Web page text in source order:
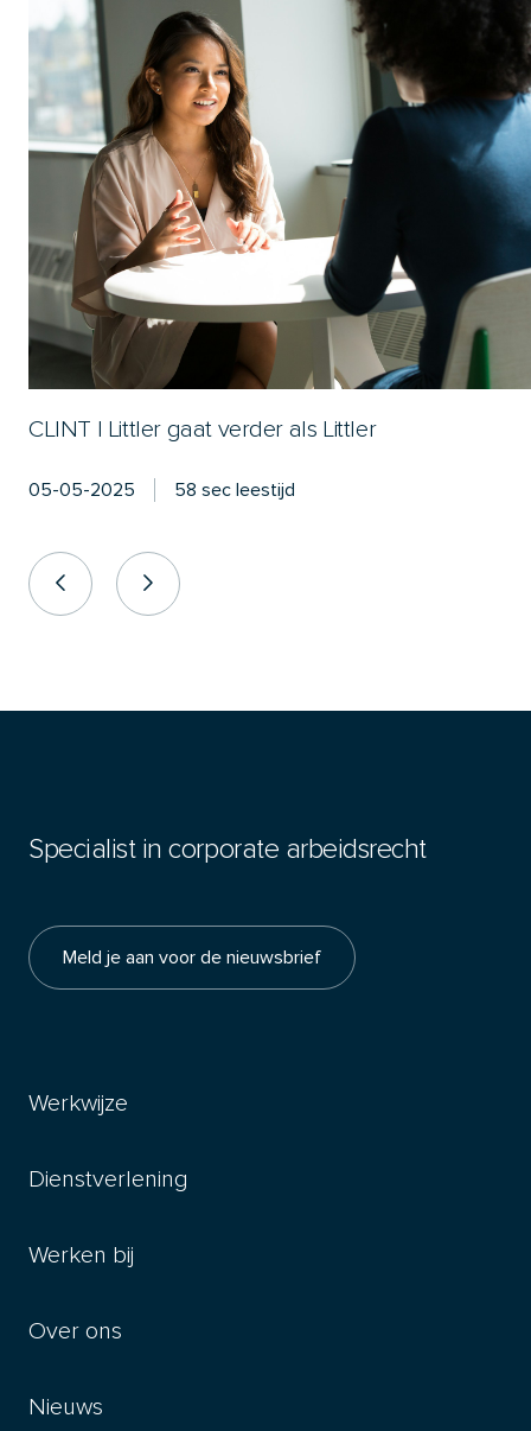
CLINT | Littler gaat verder als Littler
05-05-2025 58 sec leestijd
Specialist in corporate arbeidsrecht
Meld je aan voor de nieuwsbrief
Werkwijze
Dienstverlening
Werken bij
Over ons
Nieuws